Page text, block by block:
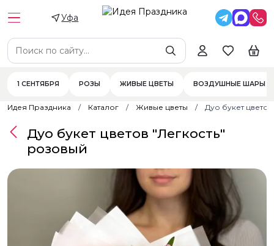
Уфа
1 СЕНТЯБРЯ РОЗЫ ЖИВЫЕ ЦВЕТЫ ВОЗДУШНЫЕ ШАРЫ
Идея Праздника Каталог Живые цветы Дуо букет
Дуо букет цветов "Легкость"
розовый